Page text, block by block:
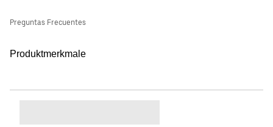
Preguntas Frecuentes
Produktmerkmale